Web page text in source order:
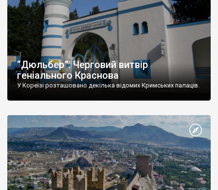
“Дюльбер”. Черговий витвір
геніального Краснова
У Кореїзі розташовано декілька відомих Кримських палаців.